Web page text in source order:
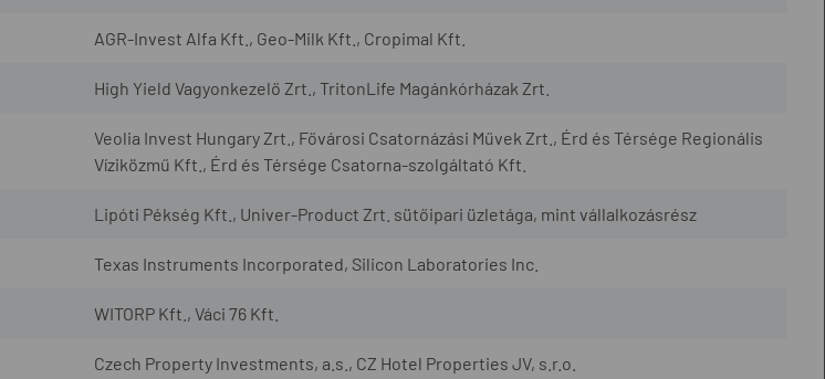
AGR-Invest Alfa Kft., Geo-Milk Kft., Cropimal Kft.
High Yield Vagyonkezelő Zrt., TritonLife Magánkórházak Zrt.
Veolia Invest Hungary Zrt., Fővárosi Csatornázási Művek Zrt., Érd és Térsége Regionális
Víziközmű Kft., Érd és Térsége Csatorna-szolgáltató Kft.
Lipóti Pékség Kft., Univer-Product Zrt. sütőipari üzletága, mint vállalkozásrész
Texas Instruments Incorporated, Silicon Laboratories Inc.
WITORP Kft., Váci 76 Kft.
Czech Property Investments, a.s., CZ Hotel Properties JV, s.r.o.